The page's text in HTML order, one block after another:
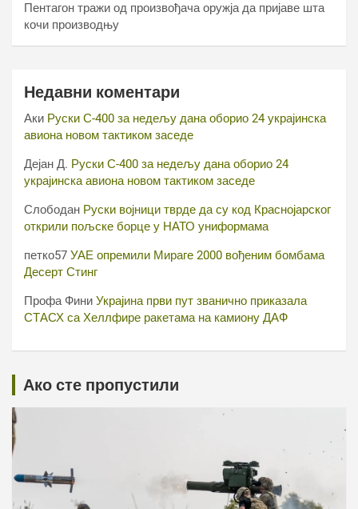
Пентагон тражи од произвођача оружја да пријаве шта
кочи производњу
Недавни коментари
Аки Руски С-400 за недељу дана оборио 24 украјинска
авиона новом тактиком заседе
Дејан Д. Руски С-400 за недељу дана оборио 24
украјинска авиона новом тактиком заседе
Слободан Руски војници тврде да су код Краснојарског
открили пољске борце у НАТО униформама
петко57 УАЕ опремили Мираге 2000 вођеним бомбама
Десерт Стинг
Профа Фини Украјина први пут званично приказала
СТАСХ са Хеллфире ракетама на камиону ДАФ
Ако сте пропустили